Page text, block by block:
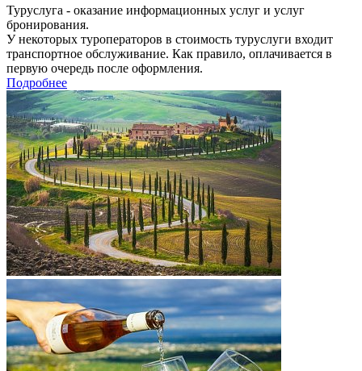
Туруслуга - оказание информационных услуг и услуг
бронирования.
У некоторых туроператоров в стоимость туруслуги входит
транспортное обслуживание. Как правило, оплачивается в
первую очередь после оформления.
Подробнее